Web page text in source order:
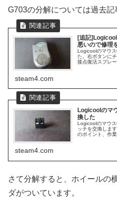
G703の分解については過去記
[追記
悪いので修理
Logicoolのマウ
た。右ボタンに
接点復活スプレ
steam4.com
Logicoolのマ
換した
Logicoolのマウ
ッチを交換しま
のポイント、作
steam4.com
さて分解すると、ホイールの
ダがついています。